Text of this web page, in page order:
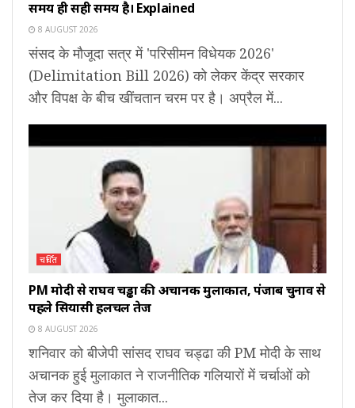
समय ही सही समय है। Explained
8 AUGUST 2026
संसद के मौजूदा सत्र में 'परिसीमन विधेयक 2026'
(Delimitation Bill 2026) को लेकर केंद्र सरकार
और विपक्ष के बीच खींचतान चरम पर है। अप्रैल में...
चर्चित
PM मोदी से राघव चड्ढा की अचानक मुलाकात, पंजाब चुनाव से
पहले सियासी हलचल तेज
8 AUGUST 2026
शनिवार को बीजेपी सांसद राघव चड्ढा की PM मोदी के साथ
अचानक हुई मुलाकात ने राजनीतिक गलियारों में चर्चाओं को
तेज कर दिया है। मुलाकात...